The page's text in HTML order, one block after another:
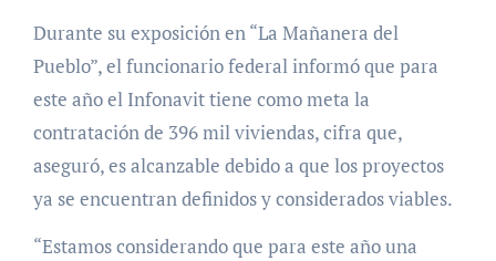
Durante su exposición en “La Mañanera del
Pueblo”, el funcionario federal informó que para
este año el Infonavit tiene como meta la
contratación de 396 mil viviendas, cifra que,
aseguró, es alcanzable debido a que los proyectos
ya se encuentran definidos y considerados viables.
“Estamos considerando que para este año una